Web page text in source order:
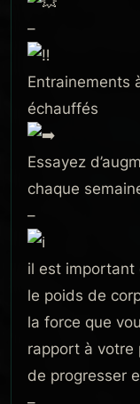
–
Entrainements
échauffés
Essayez
chaque
–
il est important
le poids de
la force que
rapport à votre
de progresser